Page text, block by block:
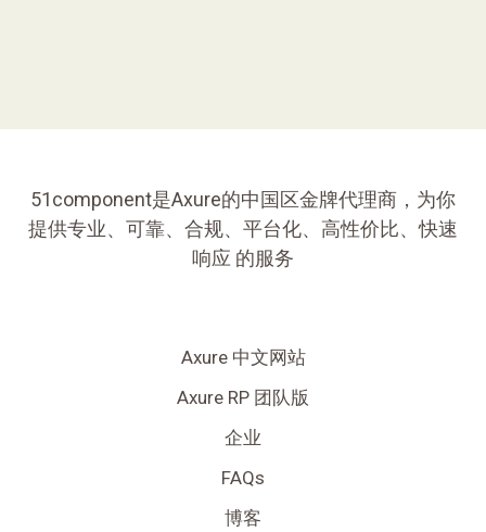
51component是Axure的中国区金牌代理商，为你
提供专业、可靠、合规、平台化、高性价比、快速
响应 的服务
Axure 中文网站
Axure RP 团队版
企业
FAQs
博客